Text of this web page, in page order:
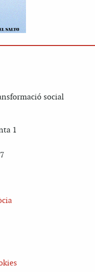
social
1